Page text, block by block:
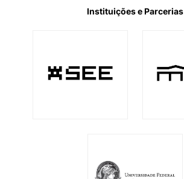
Instituições e Parcerias